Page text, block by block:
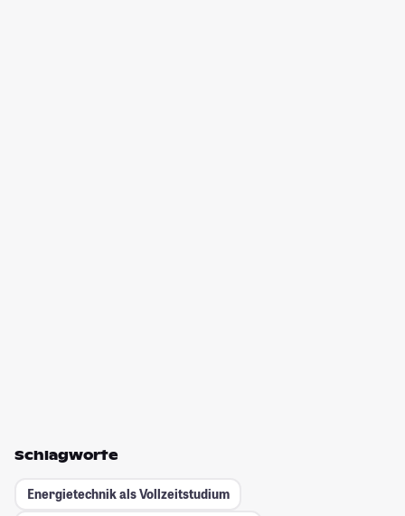
Schlagworte
Energietechnik als Vollzeitstudium